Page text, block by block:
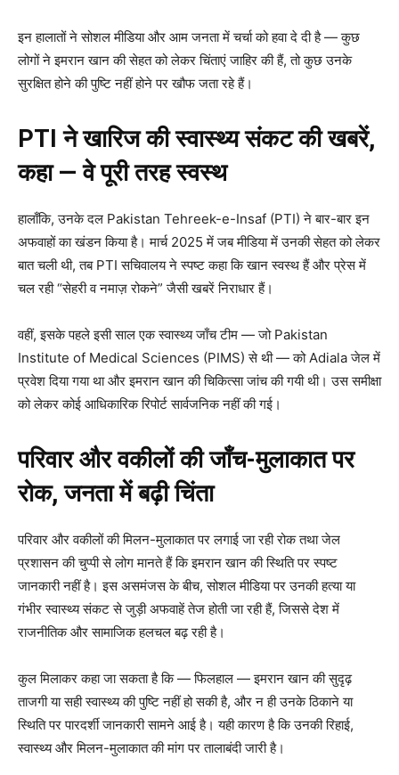
इन हालातों ने सोशल मीडिया और आम जनता में चर्चा को हवा दे दी है — कुछ
लोगों ने इमरान खान की सेहत को लेकर चिंताएं जाहिर की हैं, तो कुछ उनके
सुरक्षित होने की पुष्टि नहीं होने पर खौफ जता रहे हैं।
PTI ने खारिज की स्वास्थ्य संकट की खबरें,
कहा — वे पूरी तरह स्वस्थ
हालाँकि, उनके दल Pakistan Tehreek-e-Insaf (PTI) ने बार-बार इन
अफवाहों का खंडन किया है। मार्च 2025 में जब मीडिया में उनकी सेहत को लेकर
बात चली थी, तब PTI सचिवालय ने स्पष्ट कहा कि खान स्वस्थ हैं और प्रेस में
चल रही “सेहरी व नमाज़ रोकने” जैसी खबरें निराधार हैं।
वहीं, इसके पहले इसी साल एक स्वास्थ्य जाँच टीम — जो Pakistan
Institute of Medical Sciences (PIMS) से थी — को Adiala जेल में
प्रवेश दिया गया था और इमरान खान की चिकित्सा जांच की गयी थी। उस समीक्षा
को लेकर कोई आधिकारिक रिपोर्ट सार्वजनिक नहीं की गई।
परिवार और वकीलों की जाँच-मुलाकात पर
रोक, जनता में बढ़ी चिंता
परिवार और वकीलों की मिलन-मुलाकात पर लगाई जा रही रोक तथा जेल
प्रशासन की चुप्पी से लोग मानते हैं कि इमरान खान की स्थिति पर स्पष्ट
जानकारी नहीं है। इस असमंजस के बीच, सोशल मीडिया पर उनकी हत्या या
गंभीर स्वास्थ्य संकट से जुड़ी अफवाहें तेज होती जा रही हैं, जिससे देश में
राजनीतिक और सामाजिक हलचल बढ़ रही है।
कुल मिलाकर कहा जा सकता है कि — फिलहाल — इमरान खान की सुदृढ़
ताजगी या सही स्वास्थ्य की पुष्टि नहीं हो सकी है, और न ही उनके ठिकाने या
स्थिति पर पारदर्शी जानकारी सामने आई है। यही कारण है कि उनकी रिहाई,
स्वास्थ्य और मिलन-मुलाकात की मांग पर तालाबंदी जारी है।